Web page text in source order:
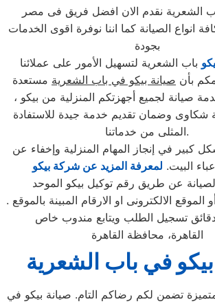
الشعرية نقدم الان افضل فريق فى مصر
انواع الصيانة كما اننا نوفرة اقوى الخدمات
بجودة
باب الشعرية لتسهيل الأمور على عملائنا
بأن صيانة بيكو في باب الشعرية مستعدة
صيانة لجميع أجهزتكم المنزلية من بيكو ،
شكاوى وضمان تقديم خدمة جيدة للاستفادة
المثلى من خدماتنا.
كبير في إنجاز المهام المنزلية وإخفاء عن
البيت. لمعرفة المزيد عن شركة بيكو
عن طريق رقم توكيل بيكو الموحد
0235699066 أو الموقع الالكترونى او الارقام المبينة بالموقع .
تسجيل الطلب ويتابع مندوب خاص
القاهرة، محافظة القاهرة
في باب الشعرية
تضمن لكم رضاكم التام. صيانة بيكو في